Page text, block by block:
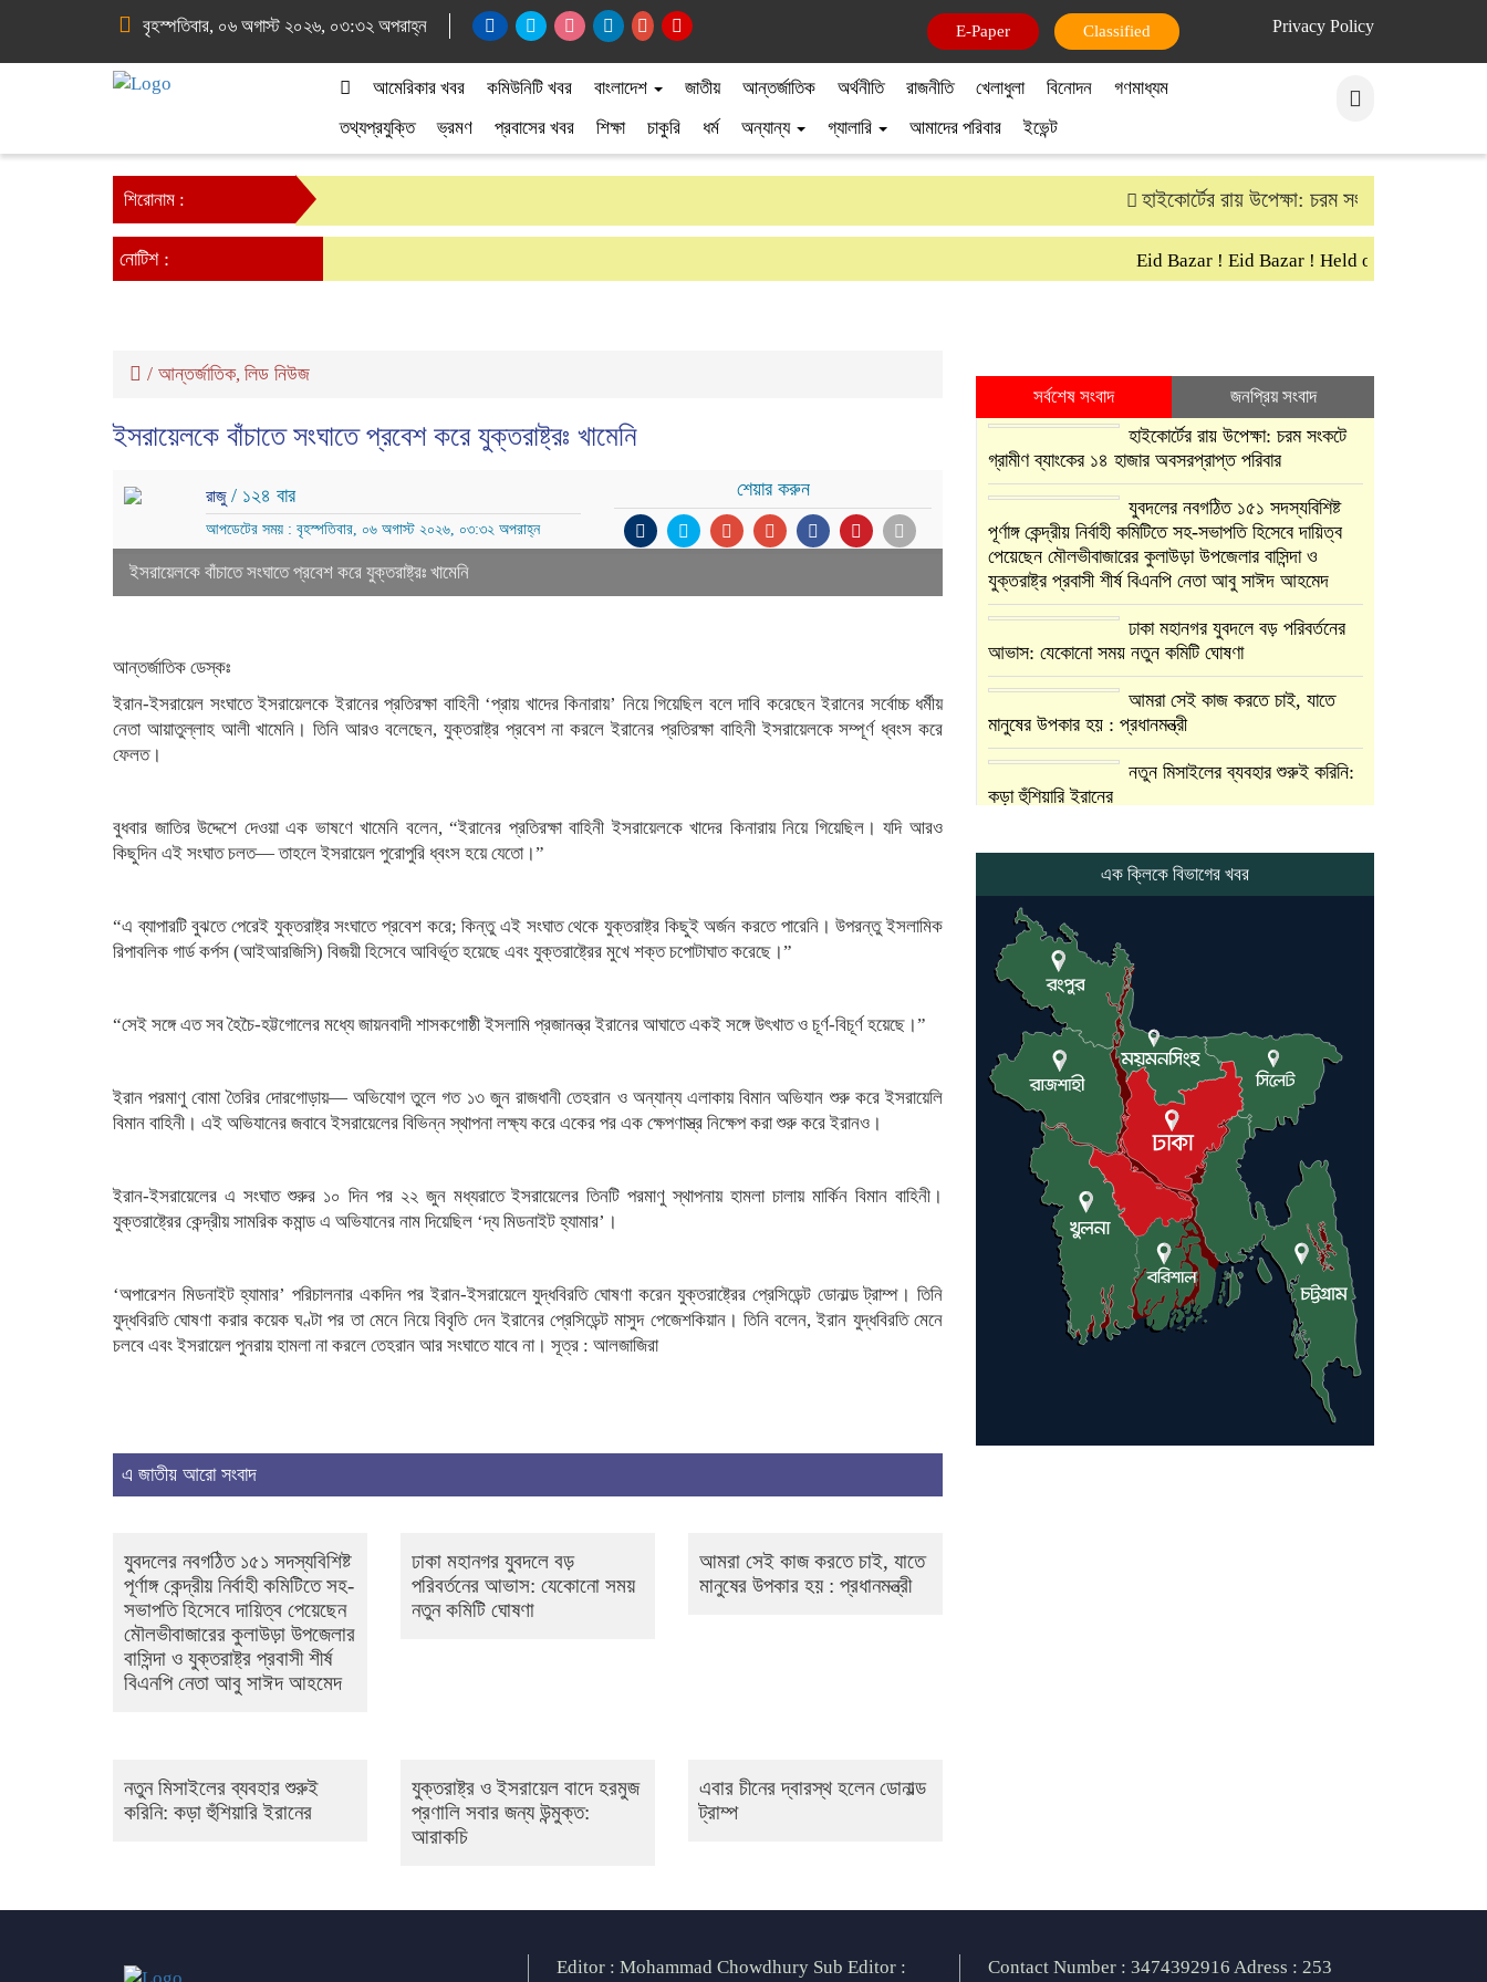
বৃহস্পতিবার, ০৬ অগাস্ট ২০২৬, ০৩:৩২ অপরাহ্ন Privacy Policy
E-Paper Classified
আমেরিকার খবর কমিউনিটি খবর বাংলাদেশ জাতীয় আন্তর্জাতিক অর্থনীতি রাজনীতি খেলাধুলা বিনোদন
গণমাধ্যম
তথ্যপ্রযুক্তি
ভ্রমণ প্রবাসের খবর শিক্ষা চাকুরি ধর্ম অন্যান্য গ্যালারি আমাদের পরিবার ইভেন্ট
শিরোনাম : হাইকোর্টের রায় উপেক্ষা: চরম সংকটে গ্রামীণ
নোটিশ : Eid Bazar ! Eid Bazar ! Held on 30th March
/ আন্তর্জাতিক, লিড নিউজ
ইসরায়েলকে বাঁচাতে সংঘাতে প্রবেশ করে যুক্তরাষ্ট্রঃ খামেনি
রাজু / ১২৪ বার
আপডেটের সময় : বৃহস্পতিবার, ০৬ অগাস্ট ২০২৬, ০৩:৩২ অপরাহ্ন
শেয়ার করুন
ইসরায়েলকে বাঁচাতে সংঘাতে প্রবেশ করে যুক্তরাষ্ট্রঃ খামেনি
আন্তর্জাতিক ডেস্কঃ
ইরান-ইসরায়েল সংঘাতে ইসরায়েলকে ইরানের প্রতিরক্ষা বাহিনী ‘প্রায় খাদের কিনারায়’ নিয়ে গিয়েছিল বলে দাবি করেছেন ইরানের সর্বোচ্চ ধর্মীয়
নেতা আয়াতুল্লাহ আলী খামেনি। তিনি আরও বলেছেন, যুক্তরাষ্ট্র প্রবেশ না করলে ইরানের প্রতিরক্ষা বাহিনী ইসরায়েলকে সম্পূর্ণ ধ্বংস করে
ফেলত।
বুধবার জাতির উদ্দেশে দেওয়া এক ভাষণে খামেনি বলেন, “ইরানের প্রতিরক্ষা বাহিনী ইসরায়েলকে খাদের কিনারায় নিয়ে গিয়েছিল। যদি আরও
কিছুদিন এই সংঘাত চলত— তাহলে ইসরায়েল পুরোপুরি ধ্বংস হয়ে যেতো।”
“এ ব্যাপারটি বুঝতে পেরেই যুক্তরাষ্ট্র সংঘাতে প্রবেশ করে; কিন্তু এই সংঘাত থেকে যুক্তরাষ্ট্র কিছুই অর্জন করতে পারেনি। উপরন্তু ইসলামিক
রিপাবলিক গার্ড কর্পস (আইআরজিসি) বিজয়ী হিসেবে আবির্ভূত হয়েছে এবং যুক্তরাষ্ট্রের মুখে শক্ত চপোটাঘাত করেছে।”
“সেই সঙ্গে এত সব হৈচৈ-হট্টগোলের মধ্যে জায়নবাদী শাসকগোষ্ঠী ইসলামি প্রজানন্ত্র ইরানের আঘাতে একই সঙ্গে উৎখাত ও চূর্ণ-বিচূর্ণ হয়েছে।”
ইরান পরমাণু বোমা তৈরির দোরগোড়ায়— অভিযোগ তুলে গত ১৩ জুন রাজধানী তেহরান ও অন্যান্য এলাকায় বিমান অভিযান শুরু করে ইসরায়েলি
বিমান বাহিনী। এই অভিযানের জবাবে ইসরায়েলের বিভিন্ন স্থাপনা লক্ষ্য করে একের পর এক ক্ষেপণাস্ত্র নিক্ষেপ করা শুরু করে ইরানও।
ইরান-ইসরায়েলের এ সংঘাত শুরুর ১০ দিন পর ২২ জুন মধ্যরাতে ইসরায়েলের তিনটি পরমাণু স্থাপনায় হামলা চালায় মার্কিন বিমান বাহিনী।
যুক্তরাষ্ট্রের কেন্দ্রীয় সামরিক কমান্ড এ অভিযানের নাম দিয়েছিল ‘দ্য মিডনাইট হ্যামার’।
‘অপারেশন মিডনাইট হ্যামার’ পরিচালনার একদিন পর ইরান-ইসরায়েলে যুদ্ধবিরতি ঘোষণা করেন যুক্তরাষ্ট্রের প্রেসিডেন্ট ডোনাল্ড ট্রাম্প। তিনি
যুদ্ধবিরতি ঘোষণা করার কয়েক ঘণ্টা পর তা মেনে নিয়ে বিবৃতি দেন ইরানের প্রেসিডেন্ট মাসুদ পেজেশকিয়ান। তিনি বলেন, ইরান যুদ্ধবিরতি মেনে
চলবে এবং ইসরায়েল পুনরায় হামলা না করলে তেহরান আর সংঘাতে যাবে না। সূত্র : আলজাজিরা
এ জাতীয় আরো সংবাদ
যুবদলের নবগঠিত ১৫১ সদস্যবিশিষ্ট
পূর্ণাঙ্গ কেন্দ্রীয় নির্বাহী কমিটিতে সহ-
সভাপতি হিসেবে দায়িত্ব পেয়েছেন
মৌলভীবাজারের কুলাউড়া উপজেলার
বাসিন্দা ও যুক্তরাষ্ট্র প্রবাসী শীর্ষ
বিএনপি নেতা আবু সাঈদ আহমেদ
ঢাকা মহানগর যুবদলে বড়
পরিবর্তনের আভাস: যেকোনো সময়
নতুন কমিটি ঘোষণা
আমরা সেই কাজ করতে চাই, যাতে
মানুষের উপকার হয় : প্রধানমন্ত্রী
নতুন মিসাইলের ব্যবহার শুরুই
করিনি: কড়া হুঁশিয়ারি ইরানের
যুক্তরাষ্ট্র ও ইসরায়েল বাদে হরমুজ
প্রণালি সবার জন্য উন্মুক্ত:
আরাকচি
এবার চীনের দ্বারস্থ হলেন ডোনাল্ড
ট্রাম্প
সর্বশেষ সংবাদ জনপ্রিয় সংবাদ
হাইকোর্টের রায় উপেক্ষা: চরম সংকটে
গ্রামীণ ব্যাংকের ১৪ হাজার অবসরপ্রাপ্ত পরিবার
যুবদলের নবগঠিত ১৫১ সদস্যবিশিষ্ট
পূর্ণাঙ্গ কেন্দ্রীয় নির্বাহী কমিটিতে সহ-সভাপতি হিসেবে দায়িত্ব
পেয়েছেন মৌলভীবাজারের কুলাউড়া উপজেলার বাসিন্দা ও
যুক্তরাষ্ট্র প্রবাসী শীর্ষ বিএনপি নেতা আবু সাঈদ আহমেদ
ঢাকা মহানগর যুবদলে বড় পরিবর্তনের
আভাস: যেকোনো সময় নতুন কমিটি ঘোষণা
আমরা সেই কাজ করতে চাই, যাতে
মানুষের উপকার হয় : প্রধানমন্ত্রী
নতুন মিসাইলের ব্যবহার শুরুই করিনি:
কড়া হুঁশিয়ারি ইরানের
প্রণালি সবার জন্য উন্মুক্ত: আরাকচি
ট্রাম্প
ইরানে কঠোর হামলা অব্যাহত রাখতে
ট্রাম্পকে আহ্বান সৌদি আরবের
ইরাকসহ মধ্যপ্রাচ্যে ২৪ হামলা চালাল
ইরানপন্থি গোষ্ঠী
হরমুজ প্রণালী সুরক্ষায় মিত্ররা সাহায্য
না করলে ন্যাটোর ভবিষ্যৎ খারাপ হবে:
ট্রাম্প
এক ক্লিকে বিভাগের খবর
Editor : Mohammad Chowdhury Sub Editor : Contact Number : 3474392916 Adress : 253